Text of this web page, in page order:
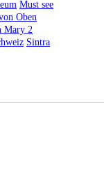
Must see
Oben
Mary 2
Sintra